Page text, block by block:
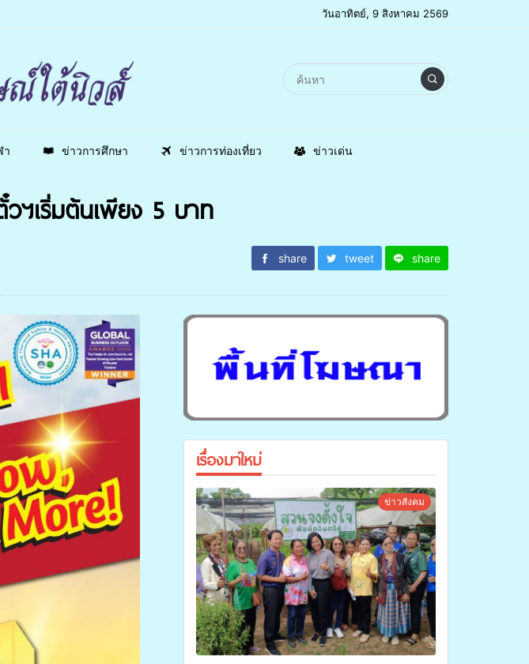
วันอาทิตย์, 9 สิงหาคม 2569
า ข่าวการศึกษา ข่าวการท่องเที่ยว ข่าวเด่น
วฯเริ่มต้นเพียง 5 บาท
share tweet share
เรื่องมาใหม่
ข่าวสังคม